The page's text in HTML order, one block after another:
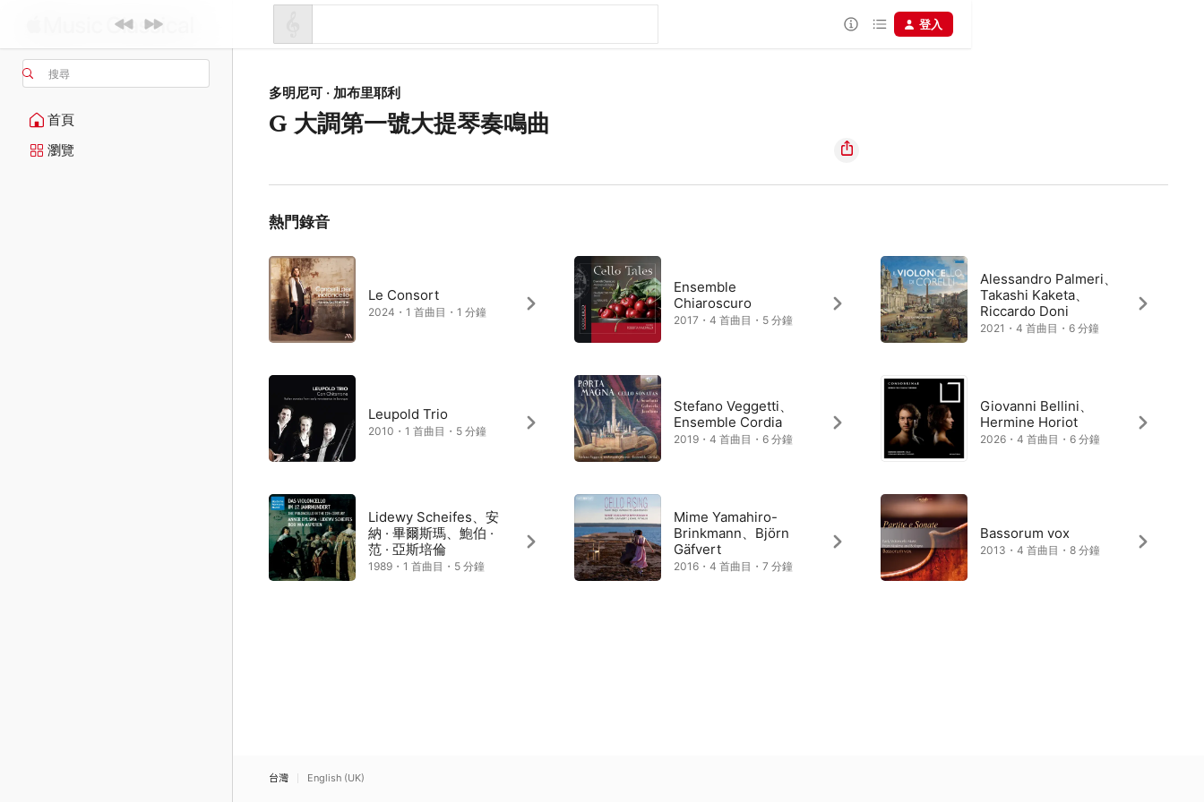
搜尋
首頁
瀏覽
登入
多明尼可 · 加布里耶利
G 大調第一號大提琴奏鳴曲
熱門錄音
Le Consort
2024・1 首曲目・1 分鐘
Leupold Trio
2010・1 首曲目・5 分鐘
Lidewy Scheifes、安
納 · 畢爾斯瑪、鮑伯 ·
范 · 亞斯培倫
1989・1 首曲目・5 分鐘
Ensemble
Chiaroscuro
2017・4 首曲目・5 分鐘
Stefano Veggetti、
Ensemble Cordia
2019・4 首曲目・6 分鐘
Mime Yamahiro-
Brinkmann、Björn
Gäfvert
2016・4 首曲目・7 分鐘
Alessandro Palmeri、
Takashi Kaketa、
Riccardo Doni
2021・4 首曲目・6 分鐘
Giovanni Bellini、
Hermine Horiot
2026・4 首曲目・6 分鐘
Bassorum vox
2013・4 首曲目・8 分鐘
台灣 English (UK)